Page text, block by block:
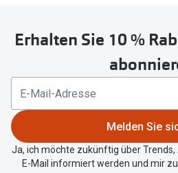
Erhalten Sie 10 %
Melden Sie
Ja, ich möchte zukünftig über
E-Mail informiert werden und mir